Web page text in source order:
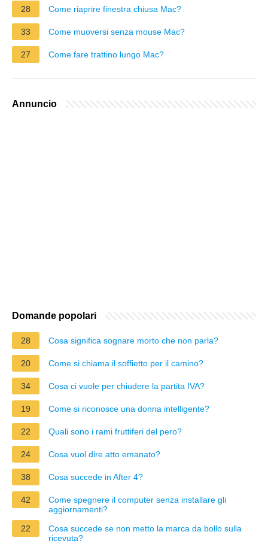
28 Come riaprire finestra chiusa Mac?
33 Come muoversi senza mouse Mac?
27 Come fare trattino lungo Mac?
Annuncio
Domande popolari
28 Cosa significa sognare morto che non parla?
20 Come si chiama il soffietto per il camino?
34 Cosa ci vuole per chiudere la partita IVA?
19 Come si riconosce una donna intelligente?
22 Quali sono i rami fruttiferi del pero?
24 Cosa vuol dire atto emanato?
38 Cosa succede in After 4?
42
Come spegnere il computer senza installare gli
aggiornamenti?
22
Cosa succede se non metto la marca da bollo sulla
ricevuta?